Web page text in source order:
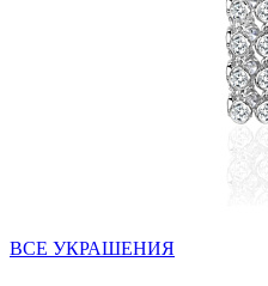
ВСЕ УКРАШЕНИЯ